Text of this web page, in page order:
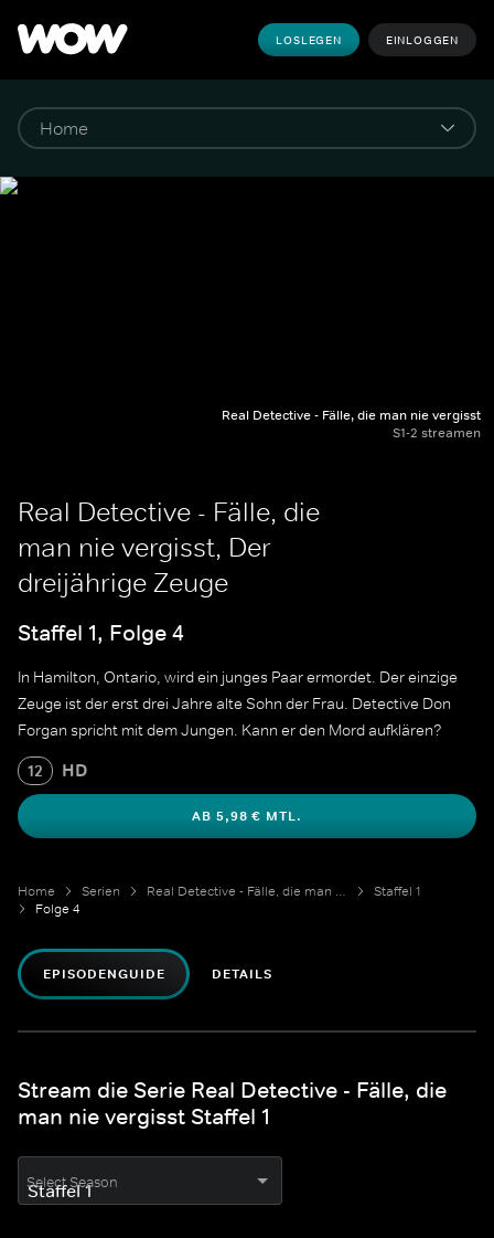
LOSLEGEN EINLOGGEN
Real Detective - Fälle, die man nie vergisst
S1-2 streamen
Real Detective - Fälle, die
man nie vergisst, Der
dreijährige Zeuge
Staffel 1, Folge 4
In Hamilton, Ontario, wird ein junges Paar ermordet. Der einzige
Zeuge ist der erst drei Jahre alte Sohn der Frau. Detective Don
Forgan spricht mit dem Jungen. Kann er den Mord aufklären?
12 HD
AB 5,98 € MTL.
Home Serien Real Detective - Fälle, die man nie vergisst
Staffel 1
Folge 4
EPISODENGUIDE DETAILS
Stream die Serie Real Detective - Fälle, die
man nie vergisst Staffel 1
Select Season